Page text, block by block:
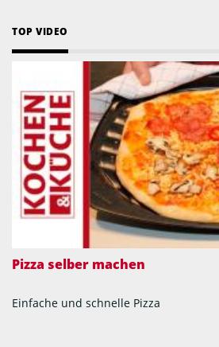
TOP VIDEO
Pizza selber machen
Einfache und schnelle Pizza